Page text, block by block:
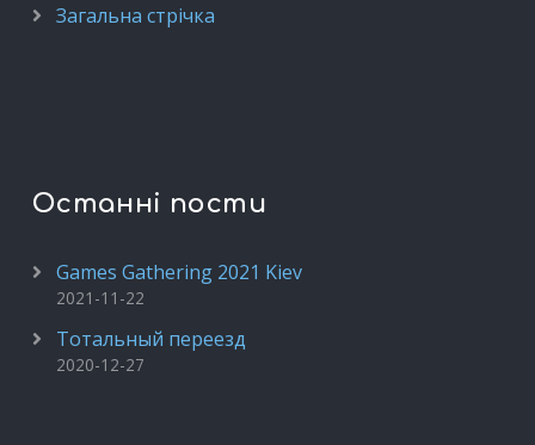
Загальна стрічка
Останні пости
Games Gathering 2021 Kiev
2021-11-22
Тотальный переезд
2020-12-27